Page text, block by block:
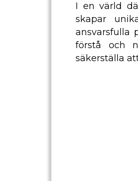
I en värld
skapar
ansvarsfulla
förstå och
säkerställa